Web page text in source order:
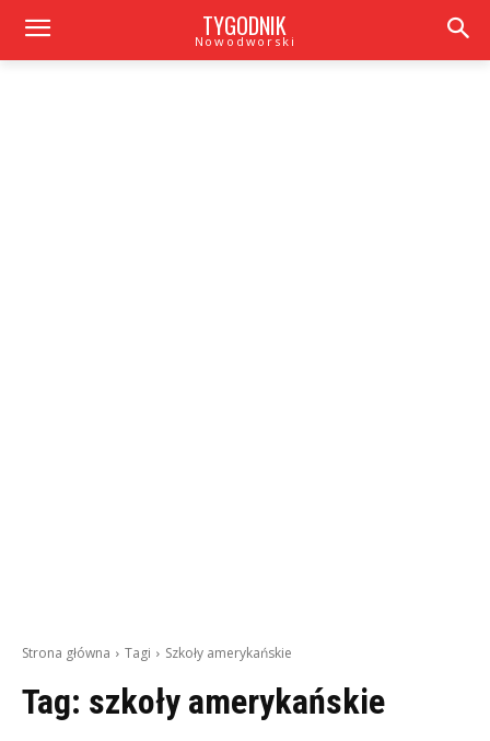
TYGODNIK
Nowodworski
Strona główna Tagi Szkoły amerykańskie
Tag: szkoły amerykańskie